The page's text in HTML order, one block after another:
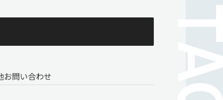
お問い合わせ